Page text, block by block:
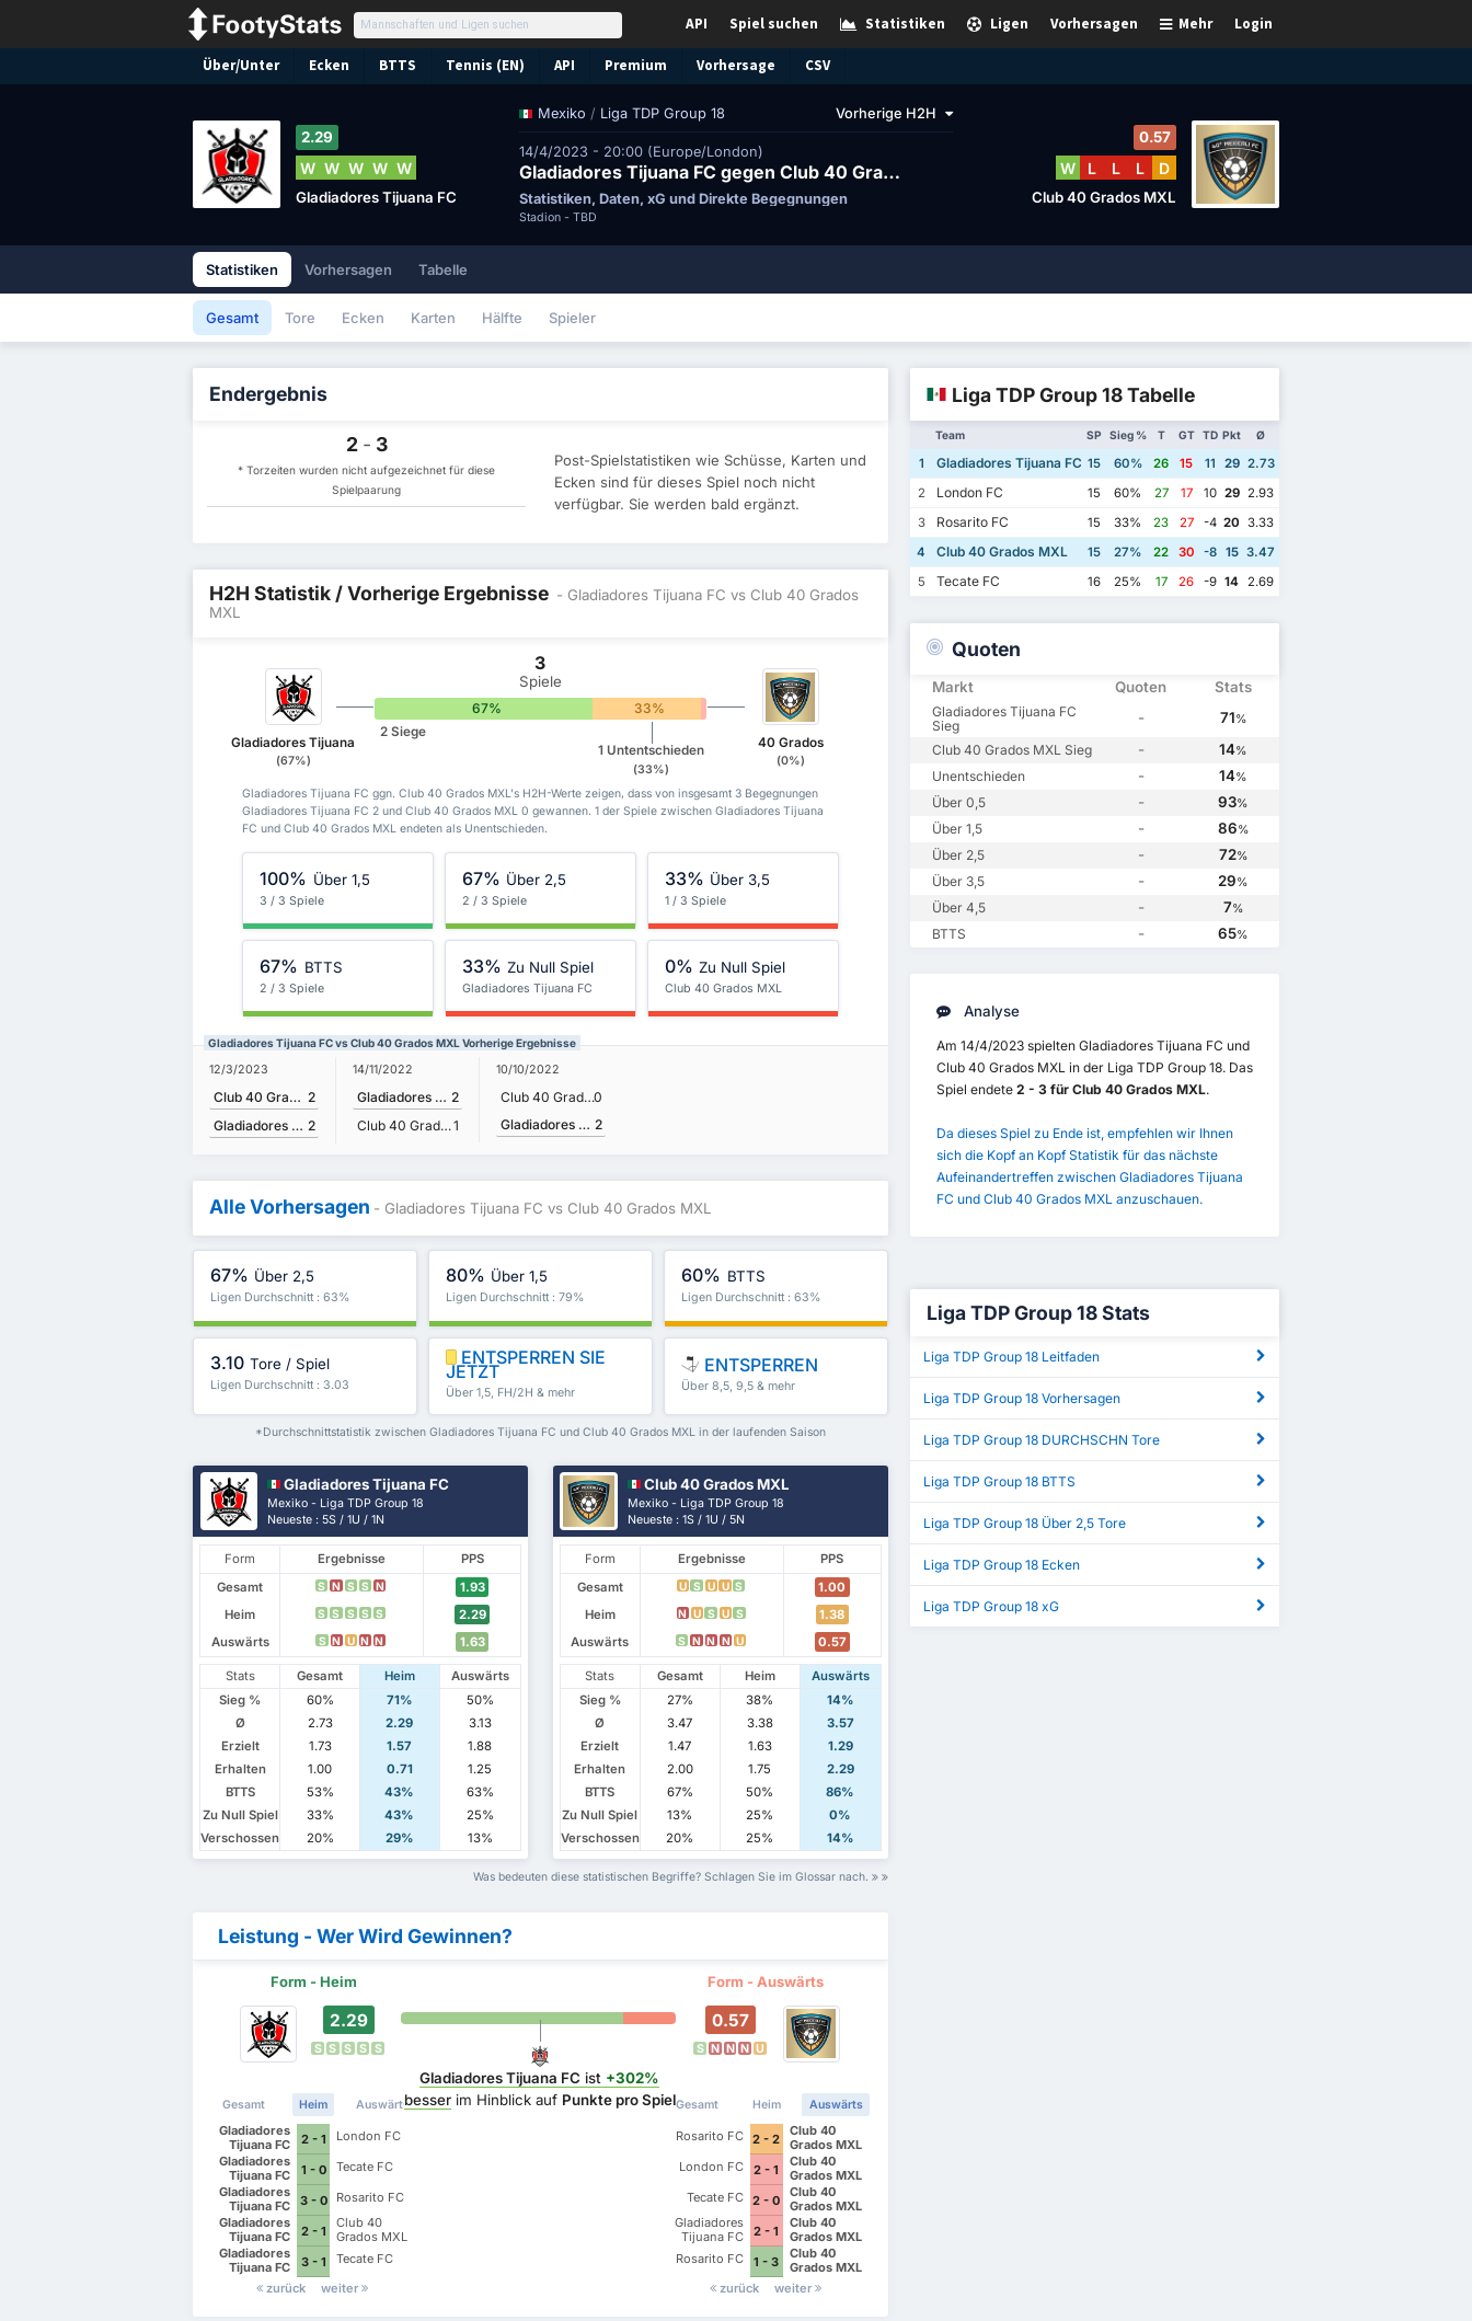
Login
Mehr
Vorhersagen
Ligen
Statistiken
Spiel suchen
API
Über/Unter Ecken BTTS Tennis (EN) API Premium Vorhersage CSV
Mexiko / Liga TDP Group 18 Vorherige H2H
14/4/2023 - 20:00 (Europe/London)
Gladiadores Tijuana FC gegen Club 40 Grados MXL
Statistiken, Daten, xG und Direkte Begegnungen
Stadion - TBD
2.29
W W W W W
Gladiadores Tijuana FC
0.57
W L L L D
Club 40 Grados MXL
Statistiken Vorhersagen Tabelle
Gesamt Tore Ecken Karten Hälfte Spieler
Endergebnis
2 - 3
* Torzeiten wurden nicht aufgezeichnet für diese
Spielpaarung
Post-Spielstatistiken wie Schüsse, Karten und
Ecken sind für dieses Spiel noch nicht
verfügbar. Sie werden bald ergänzt.
H2H Statistik / Vorherige Ergebnisse - Gladiadores Tijuana FC vs Club 40 Grados
MXL
Gladiadores Tijuana
(67%)
3
Spiele
67% 33% 0%
2 Siege
1 Untentschieden
(33%)
40 Grados
(0%)
Gladiadores Tijuana FC ggn. Club 40 Grados MXL's H2H-Werte zeigen, dass von insgesamt 3 Begegnungen
Gladiadores Tijuana FC 2 und Club 40 Grados MXL 0 gewannen. 1 der Spiele zwischen Gladiadores Tijuana
FC und Club 40 Grados MXL endeten als Unentschieden.
100% Über 1,5
3 / 3 Spiele
67% Über 2,5
2 / 3 Spiele
33% Über 3,5
1 / 3 Spiele
67% BTTS
2 / 3 Spiele
33% Zu Null Spiel
Gladiadores Tijuana FC
0% Zu Null Spiel
Club 40 Grados MXL
Gladiadores Tijuana FC vs Club 40 Grados MXL Vorherige Ergebnisse
12/3/2023
Club 40 Grados MXL 2
Gladiadores Tijuana FC 2
14/11/2022
Gladiadores Tijuana FC 2
Club 40 Grados MXL1
10/10/2022
Club 40 Grados MXL0
Gladiadores Tijuana FC 2
Alle Vorhersagen - Gladiadores Tijuana FC vs Club 40 Grados MXL
67% Über 2,5
Ligen Durchschnitt : 63%
80% Über 1,5
Ligen Durchschnitt : 79%
60% BTTS
Ligen Durchschnitt : 63%
3.10 Tore / Spiel
Ligen Durchschnitt : 3.03
ENTSPERREN SIE
JETZT
Über 1,5, FH/2H & mehr
ENTSPERREN
Über 8,5, 9,5 & mehr
*Durchschnittstatistik zwischen Gladiadores Tijuana FC und Club 40 Grados MXL in der laufenden Saison
Gladiadores Tijuana FC
Mexiko - Liga TDP Group 18
Neueste : 5S / 1U / 1N
Form Ergebnisse
PPS
Gesamt
S N S S N
1.93
Heim
S S S S S
2.29
Auswärts
S N U N N 1.63
Stats Gesamt Heim
Auswärts
Sieg %
60% 71%
50%
Ø
2.73 2.29
3.13
Erzielt
1.73 1.57
1.88
Erhalten
1.00 0.71
1.25
BTTS
53% 43%
63%
Zu Null Spiel
33% 43%
25%
Verschossen
20% 29% 13%
Club 40 Grados MXL
Mexiko - Liga TDP Group 18
Neueste : 1S / 1U / 5N
Form Ergebnisse
PPS
Gesamt
U S U U S
1.00
Heim
N U S U S
1.38
Auswärts
S N N N U 0.57
Stats Gesamt Heim
Auswärts
Sieg %
27% 38%
14%
Ø
3.47 3.38
3.57
Erzielt
1.47 1.63
1.29
Erhalten
2.00 1.75
2.29
BTTS
67% 50%
86%
Zu Null Spiel
13% 25%
0%
Verschossen
20% 25% 14%
Was bedeuten diese statistischen Begriffe? Schlagen Sie im Glossar nach.
Leistung - Wer Wird Gewinnen?
Form - Heim Form - Auswärts
2.29
S S S S S
Gesamt Heim Auswärts
Gladiadores
Tijuana FC
2 - 1
London FC
Gladiadores
Tijuana FC
1 - 0
Tecate FC
Gladiadores
Tijuana FC
3 - 0
Rosarito FC
Gladiadores
Tijuana FC
2 - 1
Club 40
Grados MXL
Gladiadores
Tijuana FC
3 - 1
Tecate FC
zurück
weiter
Gladiadores Tijuana FC ist +302%
besserim Hinblick auf Punkte pro Spiel
0.57
S N N N U
Gesamt Heim Auswärts
Rosarito FC 2 - 2
Club 40
Grados MXL
London FC
2 - 1
Club 40
Grados MXL
Tecate FC 2 - 0
Club 40
Grados MXL
Gladiadores
Tijuana FC
2 - 1
Club 40
Grados MXL
Rosarito FC
1 - 3
Club 40
Grados MXL
zurück
weiter
Liga TDP Group 18 Tabelle
Team SP Sieg % T GT TD Pkt Ø
1 Gladiadores Tijuana FC 15 60% 26 15 11 29 2.73
2
London FC 15 60% 27 17 10 29 2.93
3
Rosarito FC 15 33% 23 27 -4 20 3.33
4
Club 40 Grados MXL 15 27% 22 30 -8 15 3.47
5
Tecate FC 16 25% 17 26 -9 14 2.69
Quoten
Markt Quoten Stats
Gladiadores Tijuana FC
Sieg
- 71%
Club 40 Grados MXL Sieg - 14%
Unentschieden - 14%
Über 0,5 - 93%
Über 1,5 - 86%
Über 2,5 - 72%
Über 3,5 - 29%
Über 4,5 - 7%
BTTS - 65%
Analyse
Am 14/4/2023 spielten Gladiadores Tijuana FC und
Club 40 Grados MXL in der Liga TDP Group 18. Das
Spiel endete 2 - 3 für Club 40 Grados MXL.
Da dieses Spiel zu Ende ist, empfehlen wir Ihnen
sich die Kopf an Kopf Statistik für das nächste
Aufeinandertreffen zwischen Gladiadores Tijuana
FC und Club 40 Grados MXL anzuschauen.
Liga TDP Group 18 Stats
Liga TDP Group 18 Leitfaden
Liga TDP Group 18 Vorhersagen
Liga TDP Group 18 DURCHSCHN Tore
Liga TDP Group 18 BTTS
Liga TDP Group 18 Über 2,5 Tore
Liga TDP Group 18 Ecken
Liga TDP Group 18 xG